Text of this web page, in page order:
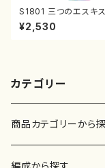
S1801 三つのエスキス
7/清水 脩/楽譜）
¥2,530
カテゴリー
商品カテゴリーから
楽譜
編成から探す